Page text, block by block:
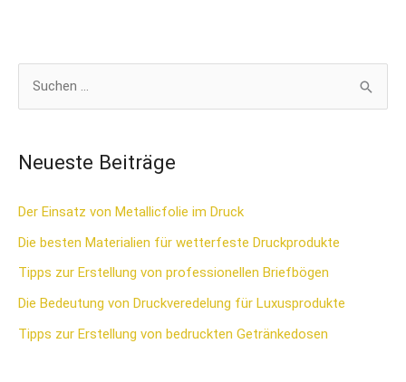
h
a
c
h
Neueste Beiträge
Der Einsatz von Metallicfolie im Druck
Die besten Materialien für wetterfeste Druckprodukte
Tipps zur Erstellung von professionellen Briefbögen
Die Bedeutung von Druckveredelung für Luxusprodukte
Tipps zur Erstellung von bedruckten Getränkedosen